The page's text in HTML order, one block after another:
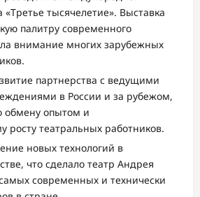
«Третье тысячелетие». Выставка
палитру современного
внимание многих зарубежных
партнерства с ведущими
в России и за рубежом,
обмену опытом и
росту театральных работников.
новых технологий в
что сделало театр Андрея
современных и технически